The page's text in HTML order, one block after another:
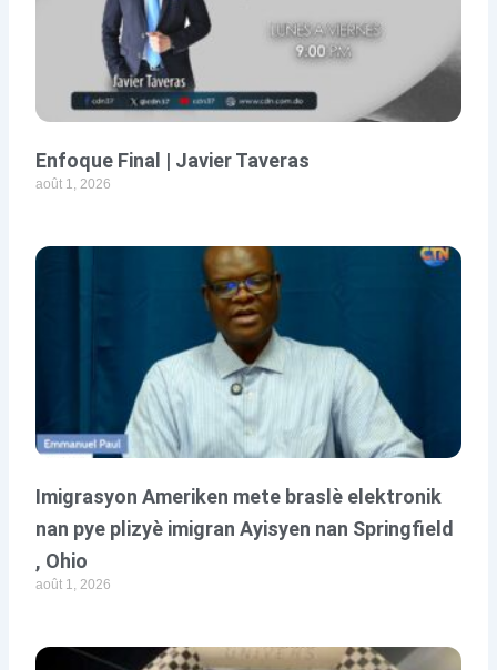
Enfoque Final | Javier Taveras
août 1, 2026
Imigrasyon Ameriken mete braslè elektronik
nan pye plizyè imigran Ayisyen nan Springfield
, Ohio
août 1, 2026